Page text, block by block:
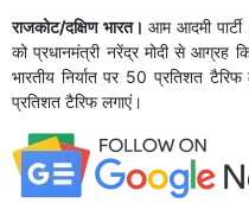
राजकोट/दक्षिण भारत। आम आदमी
को प्रधानमंत्री नरेंद्र मोदी से आग्रह
भारतीय निर्यात पर 50 प्रतिशत
प्रतिशत टैरिफ लगाएं।